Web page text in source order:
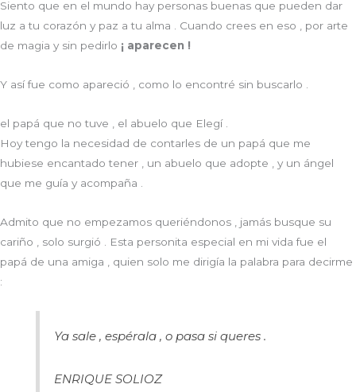
Siento que en el mundo hay personas buenas que pueden dar
luz a tu corazón y paz a tu alma . Cuando crees en eso , por arte
de magia y sin pedirlo ¡ aparecen !
Y así fue como apareció , como lo encontré sin buscarlo .
el papá que no tuve , el abuelo que Elegí .
Hoy tengo la necesidad de contarles de un papá que me
hubiese encantado tener , un abuelo que adopte , y un ángel
que me guía y acompaña .
Admito que no empezamos queriéndonos , jamás busque su
cariño , solo surgió . Esta personita especial en mi vida fue el
papá de una amiga , quien solo me dirigía la palabra para decirme
:
Ya sale , espérala , o pasa si queres .
ENRIQUE SOLIOZ